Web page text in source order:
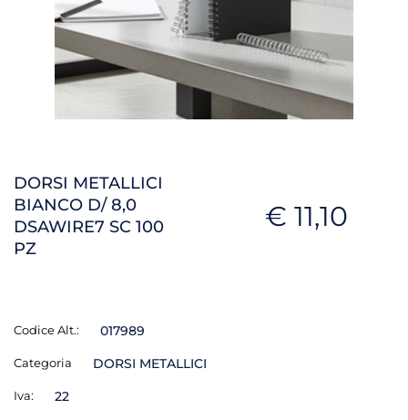
DORSI METALLICI
BIANCO D/ 8,0
DSAWIRE7 SC 100
PZ
€ 11,10
Codice Alt.: 017989
Categoria DORSI METALLICI
Iva: 22